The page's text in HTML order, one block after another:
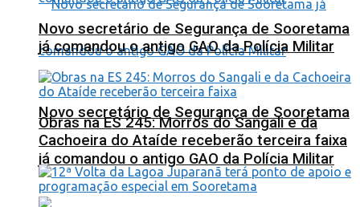
Novo secretário de Segurança de Sooretama
já comandou o antigo GAO da Polícia Militar
Novo secretário de Segurança de Sooretama
já comandou o antigo GAO da Polícia Militar
Obras na ES 245: Morros do Sangali e da
Cachoeira do Ataíde receberão terceira faixa